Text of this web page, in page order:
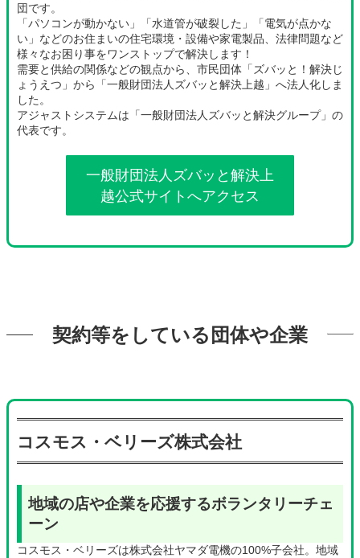
団です。
「パソコンが動かない」「水道管が破裂した」「電気が点かな
い」などのお住まいの住宅環境・設備や家電製品、法律問題など
様々なお困り事をワンストップで解決します！
需要と供給の関係などの観点から、市民団体「ズバッと！解決じ
ょうえつ」から「一般財団法人ズバッと解決上越」へ法人化しま
した。
アジャストシステムは「一般財団法人ズバッと解決グループ」の
代表です。
一般財団法人ズバッと解決上
越公式サイトへアクセス
契約等をしている団体や企業
コスモス・ベリーズ株式会社
地域の店や企業を応援するボランタリーチェ
ーン
コスモス・ベリーズは株式会社ヤマダ電機の100%子会社。地域
グ
ル
ン